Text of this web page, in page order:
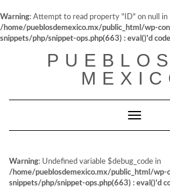
Warning: Attempt to read property "ID" on null in
/home/pueblosdemexico.mx/public_html/wp-
snippets/php/snippet-ops.php(663) : eval()'d code
Cambiar
Warning: Undefined variable $debug_code in
/home/pueblosdemexico.mx/public_html/wp-
snippets/php/snippet-ops.php(663) : eval()'d